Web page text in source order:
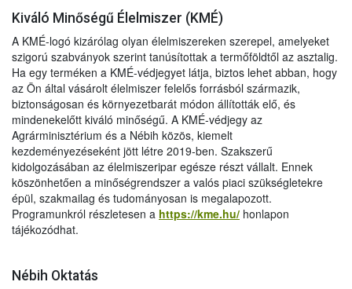
Kiváló Minőségű Élelmiszer (KMÉ)
A KMÉ-logó kizárólag olyan élelmiszereken szerepel, amelyeket
szigorú szabványok szerint tanúsítottak a termőföldtől az asztalig.
Ha egy terméken a KMÉ-védjegyet látja, biztos lehet abban, hogy
az Ön által vásárolt élelmiszer felelős forrásból származik,
biztonságosan és környezetbarát módon állították elő, és
mindenekelőtt kiváló minőségű. A KMÉ-védjegy az
Agrárminisztérium és a Nébih közös, kiemelt
kezdeményezéseként jött létre 2019-ben. Szakszerű
kidolgozásában az élelmiszeripar egésze részt vállalt. Ennek
köszönhetően a minőségrendszer a valós piaci szükségletekre
épül, szakmailag és tudományosan is megalapozott.
Programunkról részletesen a https://kme.hu/ honlapon
tájékozódhat.
Nébih Oktatás